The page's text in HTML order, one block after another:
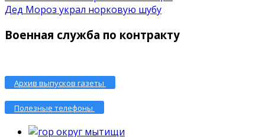
Дед Мороз украл норковую шубу
Военная служба по контракту
Архив выпусков газеты
Полезные телефоны